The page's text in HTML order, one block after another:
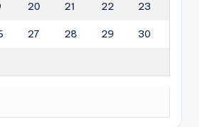
20 21 22 23
27 28 29 30